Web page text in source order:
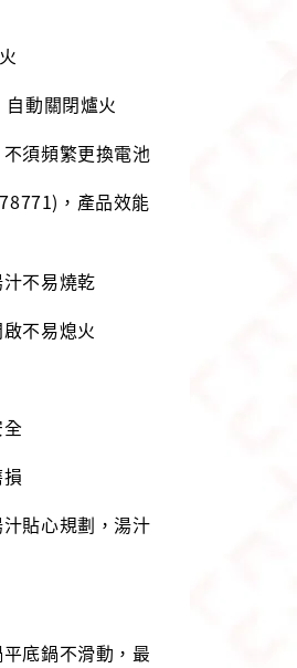
動關閉爐火
須頻繁更換電池
，產品效能
不易燒乾
不易熄火
貼心規劃，湯汁
底鍋不滑動，最